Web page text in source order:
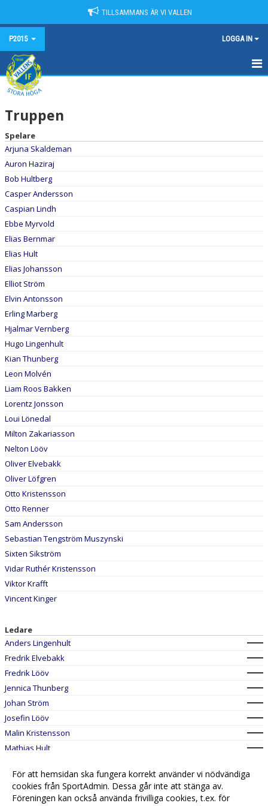
TILLSAMMANS ÄR VI VALLEN
P2015 LOGGA IN
HEM
NYHETER
KALENDER
MATCHER
TRUPPEN
BILDGALLERI
DOKUMENT
KONTAKT
Truppen
Spelare
Arjuna Skaldeman
Auron Haziraj
Bob Hultberg
Casper Andersson
Caspian Lindh
Ebbe Myrvold
Elias Bernmar
Elias Hult
Elias Johansson
Elliot Ström
Elvin Antonsson
Erling Marberg
Hjalmar Vernberg
Hugo Lingenhult
Kian Thunberg
Leon Molvén
Liam Roos Bakken
Lorentz Jonsson
Loui Lönedal
Milton Zakariasson
Nelton Lööv
Oliver Elvebakk
Oliver Löfgren
Otto Kristensson
Otto Renner
Sam Andersson
Sebastian Tengström Muszynski
Sixten Sikström
Vidar Ruthér Kristensson
Viktor Krafft
Vincent Kinger
Ledare
Anders Lingenhult
Fredrik Elvebakk
Fredrik Lööv
Jennica Thunberg
Johan Ström
Josefin Lööv
Malin Kristensson
Mathias Hult
Oskar Bakken
Roger Johansson
För att hemsidan ska fungera korrekt använder vi nödvändiga
cookies från SportAdmin. Dessa går inte att stänga av.
Föreningen kan också använda frivilliga cookies, t.ex. för